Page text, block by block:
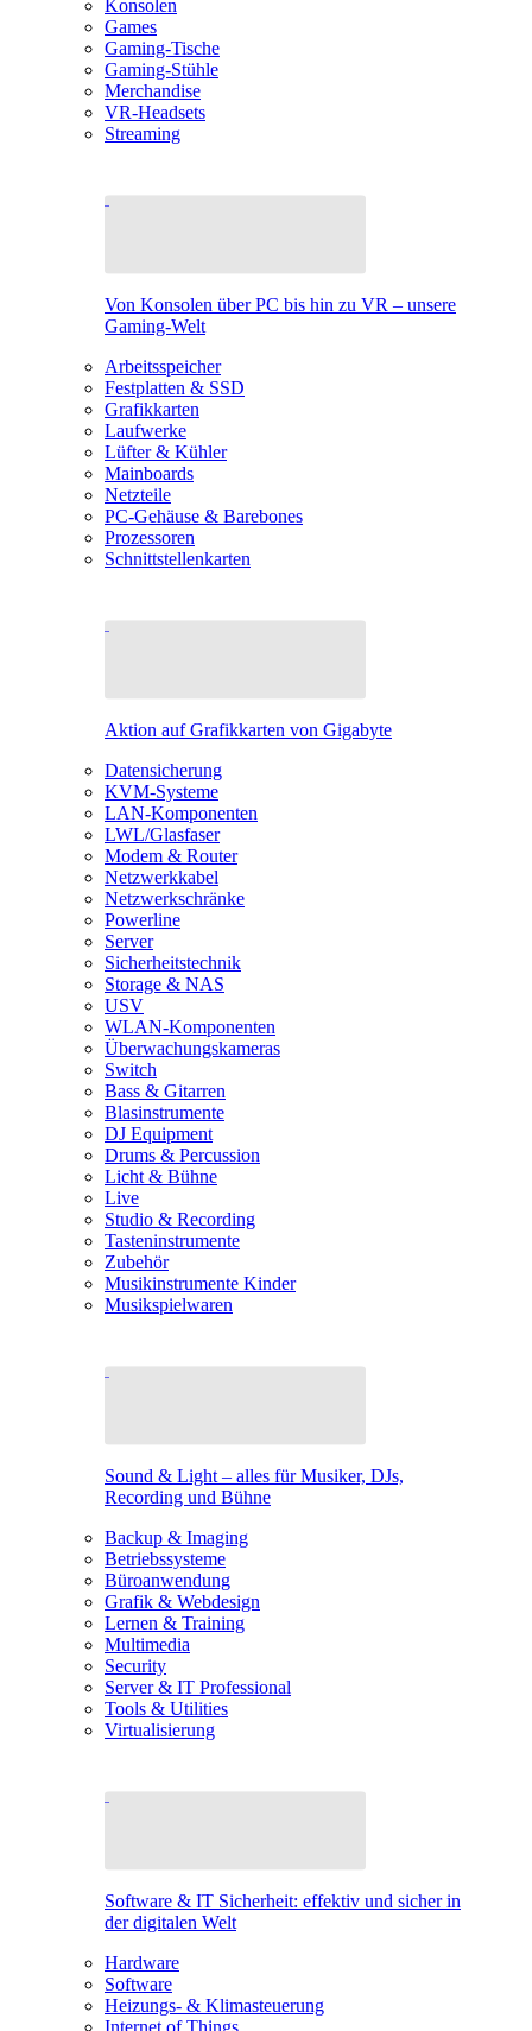
Konsolen
Games
Gaming-Tische
Gaming-Stühle
Merchandise
VR-Headsets
Streaming
Von Konsolen über PC bis hin zu VR – unsere
Gaming-Welt
Arbeitsspeicher
Festplatten & SSD
Grafikkarten
Laufwerke
Lüfter & Kühler
Mainboards
Netzteile
PC-Gehäuse & Barebones
Prozessoren
Schnittstellenkarten
Aktion auf Grafikkarten von Gigabyte
Datensicherung
KVM-Systeme
LAN-Komponenten
LWL/Glasfaser
Modem & Router
Netzwerkkabel
Netzwerkschränke
Powerline
Server
Sicherheitstechnik
Storage & NAS
USV
WLAN-Komponenten
Überwachungskameras
Switch
Bass & Gitarren
Blasinstrumente
DJ Equipment
Drums & Percussion
Licht & Bühne
Live
Studio & Recording
Tasteninstrumente
Zubehör
Musikinstrumente Kinder
Musikspielwaren
Sound & Light – alles für Musiker, DJs,
Recording und Bühne
Backup & Imaging
Betriebssysteme
Büroanwendung
Grafik & Webdesign
Lernen & Training
Multimedia
Security
Server & IT Professional
Tools & Utilities
Virtualisierung
Software & IT Sicherheit: effektiv und sicher in
der digitalen Welt
Hardware
Software
Heizungs- & Klimasteuerung
Internet of Things